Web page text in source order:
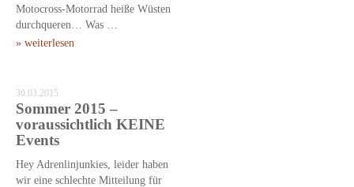
Motocross-Motorrad heiße Wüsten
durchqueren… Was …
» weiterlesen
30.03.2015
Sommer 2015 –
voraussichtlich KEINE
Events
Hey Adrenlinjunkies, leider haben
wir eine schlechte Mitteilung für